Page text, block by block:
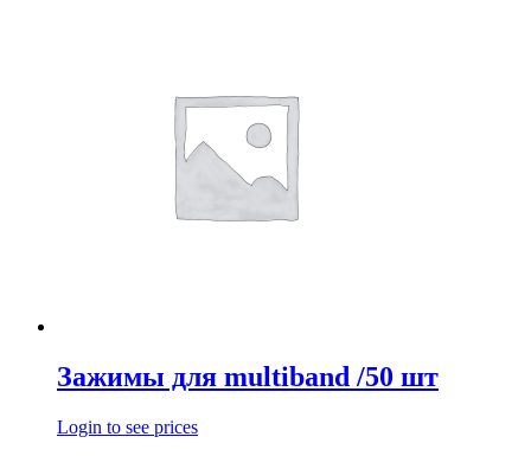
Зажимы для multiband /50 шт
Login to see prices